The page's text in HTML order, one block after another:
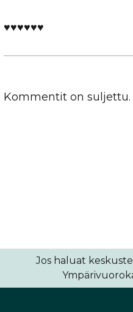
♥️♥️♥️♥️♥️♥️
Kommentit on suljettu.
Jos haluat